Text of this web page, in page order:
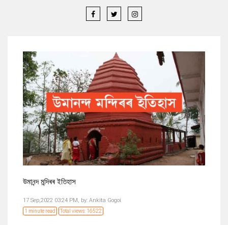
উমানন্দ মন্দিৰৰ ইতিহাস
17 Sep,2022 03:24 PM, by: Ankita Gogoi
1 minute read Total views: 16522